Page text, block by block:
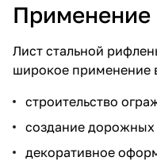
Применение
Лист стальной
широкое применение
строительство
создание дорожных
декоративное